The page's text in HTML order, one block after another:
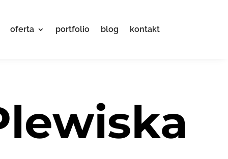
oferta portfolio blog kontakt